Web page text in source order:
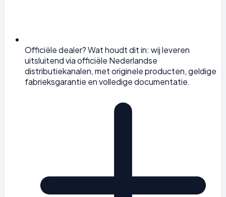
Officiële dealer? Wat houdt dit in: wij leveren
uitsluitend via officiële Nederlandse
distributiekanalen, met originele producten, geldige
fabrieksgarantie en volledige documentatie.